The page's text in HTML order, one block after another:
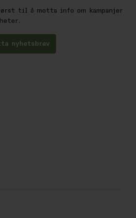
til å motta info om kampanjer
nyhetsbrev